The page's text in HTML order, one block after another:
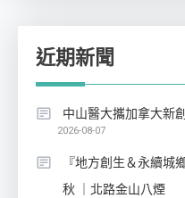
近期新聞
中山醫大攜加拿大新
2026-08-07
『地方創生＆永續城
秋 ｜北路金山八煙